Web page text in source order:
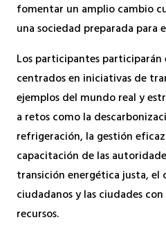
fomentar un amplio cambio
una sociedad preparada para
Los participantes participarán
centrados en iniciativas de
ejemplos del mundo real y
a retos como la
refrigeración, la gestión
capacitación de las
transición energética justa, el
ciudadanos y las ciudades
recursos.